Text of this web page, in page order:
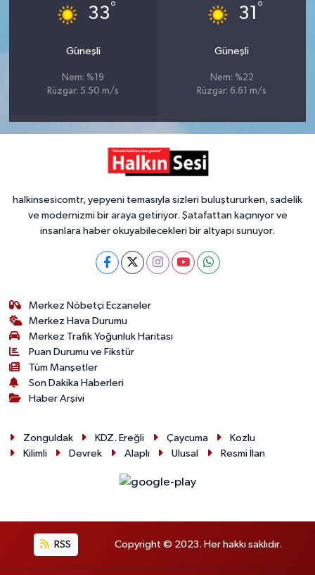
33°
Güneşli
Nem: %19
Rüzgar: 5.50 m/s
31 °
Güneşli
Nem: %22
Rüzgar: 6.61 m/s
halkinsesicomtr, yepyeni temasıyla sizleri buluştururken, sadelik
ve modernizmi bir araya getiriyor. Şatafattan kaçınıyor ve
insanlara haber okuyabilecekleri bir altyapı sunuyor.
Merkez Nöbetçi Eczaneler
Merkez Hava Durumu
Merkez Trafik Yoğunluk Haritası
Puan Durumu ve Fikstür
Tüm Manşetler
Son Dakika Haberleri
Haber Arşivi
Zonguldak KDZ. Ereğli Çaycuma
Kozlu
Kilimli
Devrek Alaplı Ulusal Resmi İlan
RSS Copyright © 2023. Her hakkı saklıdır.